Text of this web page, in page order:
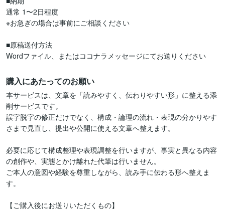
通常 1〜2日程度
※お急ぎの場合は事前にご相談ください
■原稿送付方法
Wordファイル、またはココナラメッセージにてお送りください
購入にあたってのお願い
本サービスは、文章を「読みやすく、伝わりやすい形」に整える添
削サービスです。
誤字脱字の修正だけでなく、構成・論理の流れ・表現の分かりやす
さまで見直し、提出や公開に使える文章へ整えます。
必要に応じて構成整理や表現調整を行いますが、事実と異なる内容
の創作や、実態とかけ離れた代筆は行いません。
ご本人の意図や経験を尊重しながら、読み手に伝わる形へ整えま
す。
【ご購入後にお送りいただくもの】